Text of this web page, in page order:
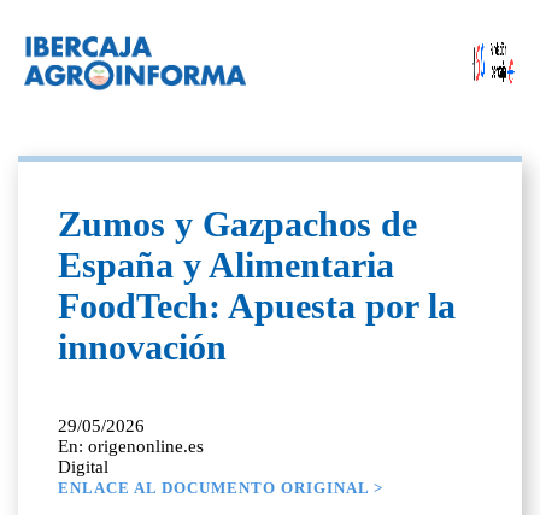
Zumos y Gazpachos de
España y Alimentaria
FoodTech: Apuesta por la
innovación
29/05/2026
En: origenonline.es
Digital
ENLACE AL DOCUMENTO ORIGINAL >